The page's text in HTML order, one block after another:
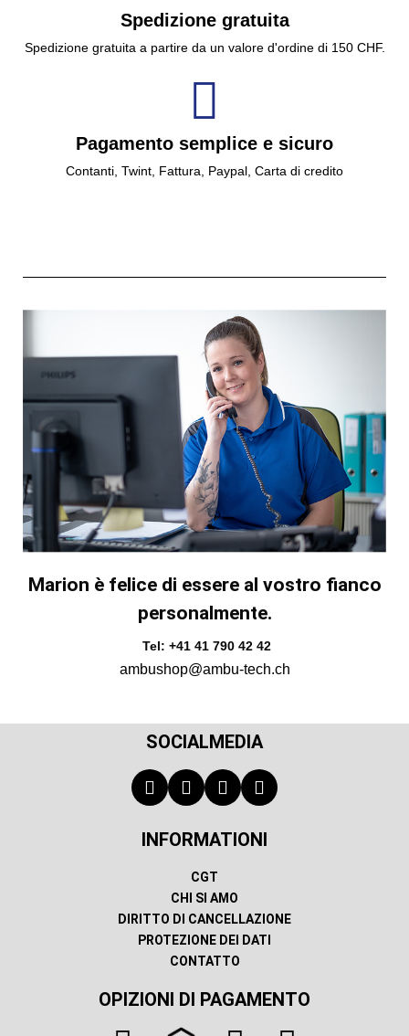
Spedizione gratuita
Spedizione gratuita a partire da un valore d'ordine di 150 CHF.
Pagamento semplice e sicuro
Contanti, Twint, Fattura, Paypal, Carta di credito
Marion è felice di essere al vostro fianco
personalmente.
Tel: +41 41 790 42 42
ambushop@ambu-tech.ch
SOCIALMEDIA
INFORMATIONI
CGT
CHI SI AMO
DIRITTO DI CANCELLAZIONE
PROTEZIONE DEI DATI
CONTATTO
OPIZIONI DI PAGAMENTO